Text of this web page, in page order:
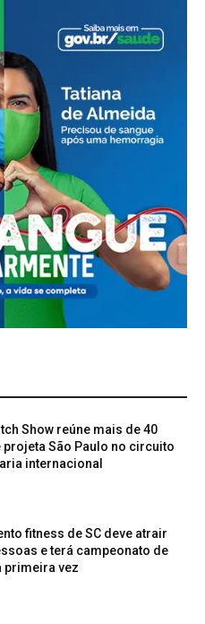
Show reúne mais de 40
projeta São Paulo no circuito
internacional
fitness de SC deve atrair
e terá campeonato de
primeira vez